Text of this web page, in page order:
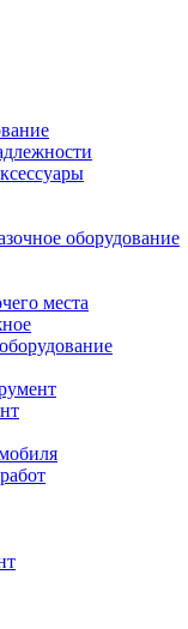
оборудование
места